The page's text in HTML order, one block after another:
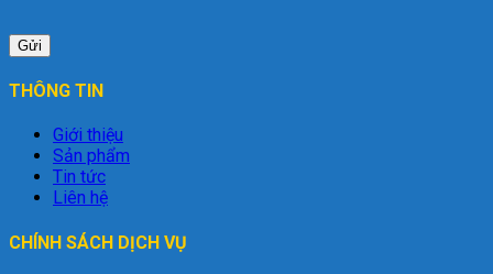
THÔNG TIN
Giới thiệu
Sản phẩm
Tin tức
Liên hệ
CHÍNH SÁCH DỊCH VỤ